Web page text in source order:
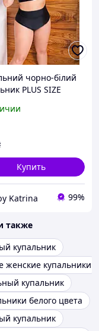
чорно-білий
PLUS SIZE
плавками
Купить
Katrina 99%
также
купальник
женские купальники
купальник
белого цвета
купальник